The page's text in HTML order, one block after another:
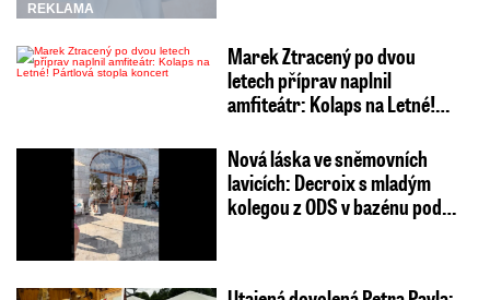
REKLAMA
Marek Ztracený po dvou
letech příprav naplnil
amfiteátr: Kolaps na Letné!…
Nová láska ve sněmovních
lavicích: Decroix s mladým
kolegou z ODS v bazénu pod…